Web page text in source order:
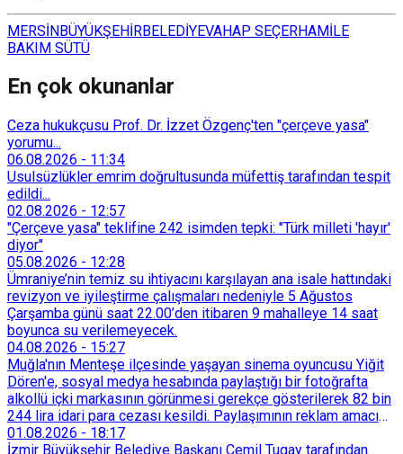
MERSİNBÜYÜKŞEHİRBELEDİYEVAHAP SEÇERHAMİLE
BAKIM SÜTÜ
En çok okunanlar
Ceza hukukçusu Prof. Dr. İzzet Özgenç'ten "çerçeve yasa"
yorumu...
06.08.2026 - 11:34
Usulsüzlükler emrim doğrultusunda müfettiş tarafından tespit
edildi...
02.08.2026 - 12:57
"Çerçeve yasa" teklifine 242 isimden tepki: "Türk milleti 'hayır'
diyor"
05.08.2026 - 12:28
Ümraniye’nin temiz su ihtiyacını karşılayan ana isale hattındaki
revizyon ve iyileştirme çalışmaları nedeniyle 5 Ağustos
Çarşamba günü saat 22.00’den itibaren 9 mahalleye 14 saat
boyunca su verilemeyecek.
04.08.2026 - 15:27
Muğla'nın Menteşe ilçesinde yaşayan sinema oyuncusu Yiğit
Dören'e, sosyal medya hesabında paylaştığı bir fotoğrafta
alkollü içki markasının görünmesi gerekçe gösterilerek 82 bin
244 lira idari para cezası kesildi. Paylaşımının reklam amacı
taşımadığını savunan Dören, cezanın iptali için yargıya
başvurdu.
01.08.2026 - 18:17
İzmir Büyükşehir Belediye Başkanı Cemil Tugay tarafından